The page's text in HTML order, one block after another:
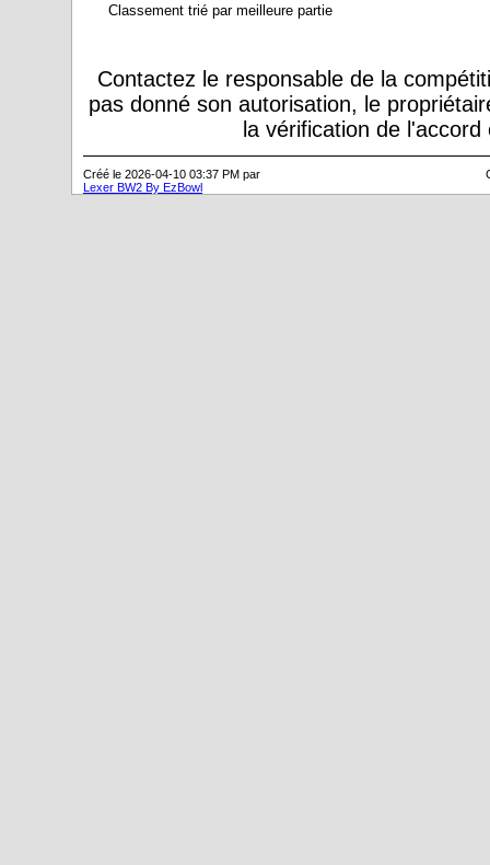
Classement trié par meilleure partie
Contactez le responsable de la
pas donné son autorisation, le
la vérification de
Créé le 2026-04-10 03:37 PM par
Lexer BW2 By EzBowl